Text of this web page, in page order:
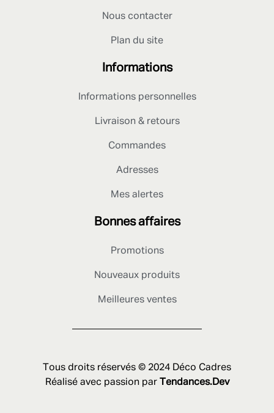
Nous contacter
Plan du site
Informations
Informations personnelles
Livraison & retours
Commandes
Adresses
Mes alertes
Bonnes affaires
Promotions
Nouveaux produits
Meilleures ventes
Tous droits réservés © 2024 Déco Cadres
Réalisé avec passion par
Tendances.Dev